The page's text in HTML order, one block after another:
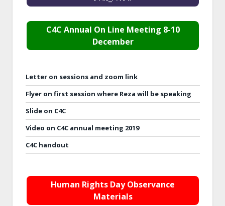
C4C Annual On Line Meeting 8-10
December
Letter on sessions and zoom link
Flyer on first session where Reza will be speaking
Slide on C4C
Video on C4C annual meeting 2019
C4C handout
Human Rights Day Observance
Materials